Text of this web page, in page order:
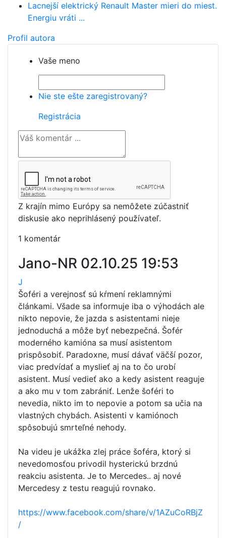
Lacnejší elektrický Renault Master mieri do miest.
Energiu vráti ...
Profil autora
Vaše meno
Nie ste ešte zaregistrovaný?
Registrácia
Z krajín mimo Európy sa nemôžete zúčastniť
diskusie ako neprihlásený používateľ.
1 komentár
Jano-NR 02.10.25 19:53
J
Šoféri a verejnosť sú kŕmení reklamnými
článkami. Všade sa informuje iba o výhodách ale
nikto nepovie, že jazda s asistentami nieje
jednoduchá a môže byť nebezpečná. Šofér
moderného kamióna sa musí asistentom
prispôsobiť. Paradoxne, musí dávať väčší pozor,
viac predvídať a myslieť aj na to čo urobí
asistent. Musí vedieť ako a kedy asistent reaguje
a ako mu v tom zabrániť. Lenže šoféri to
nevedia, nikto im to nepovie a potom sa učia na
vlastných chybách. Asistenti v kamiónoch
spôsobujú smrteľné nehody.
Na videu je ukážka zlej práce šoféra, ktorý si
nevedomosťou privodil hysterickú brzdnú
reakciu asistenta. Je to Mercedes.. aj nové
Mercedesy z testu reagujú rovnako.
https://www.facebook.com/share/v/1AZuCoRBjZ
/